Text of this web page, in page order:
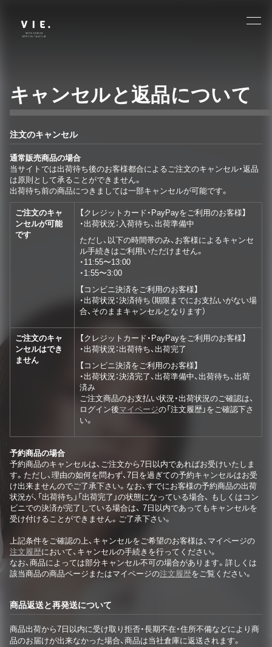
キャンセルと返品について
注文のキャンセル
通常販売商品の場合
当サイトでは出荷待ち後のお客様都合によるご注文のキャンセル・返品
は原則として承ることができません。
出荷待ち前の商品につきましては一部キャンセルが可能です。
ご注文のキャ
ンセルが可能
です
【クレジットカード・PayPayをご利用のお客様】
・出荷状況：入荷待ち、出荷準備中
ただし、以下の時間帯のみ、お客様によるキャンセ
ル手続きはご利用いただけません。
・11:55〜13:00
・1:55〜3:00
【コンビニ決済をご利用のお客様】
・出荷状況：決済待ち（期限までにお支払いがない場
合、そのままキャンセルとなります）
ご注文のキャ
ンセルはでき
ません
【クレジットカード・PayPayをご利用のお客様】
・出荷状況：出荷待ち、出荷完了
【コンビニ決済をご利用のお客様】
・出荷状況：決済完了、出荷準備中、出荷待ち、出荷
済み
ご注文商品のお支払い状況・出荷状況のご確認は、
ログイン後マイページの「注文履歴」をご確認下さ
い。
予約商品の場合
予約商品のキャンセルは、ご注文から7日以内であればお受けいたしま
す。ただし、理由の如何を問わず、7日を過ぎての予約キャンセルはお受
け出来ませんのでご了承下さい。なお、すでにお客様の予約商品の出荷
状況が、「出荷待ち」「出荷完了」の状態になっている場合、 もしくはコン
ビニでの決済が完了している場合は、 7日以内であってもキャンセルを
受け付けることができません。ご了承下さい。
上記条件をご確認の上、キャンセルをご希望のお客様は、マイページの
注文履歴において、キャンセルの手続きを行ってください。
なお、商品によっては部分キャンセル不可の場合があります。詳しくは
該当商品の商品ページまたはマイページの注文履歴をご覧ください。
商品返送と再発送について
商品出荷から7日以内に受け取り拒否・長期不在・住所不備などにより商
品のお届けが出来なかった場合、商品は当社倉庫に返送されます。